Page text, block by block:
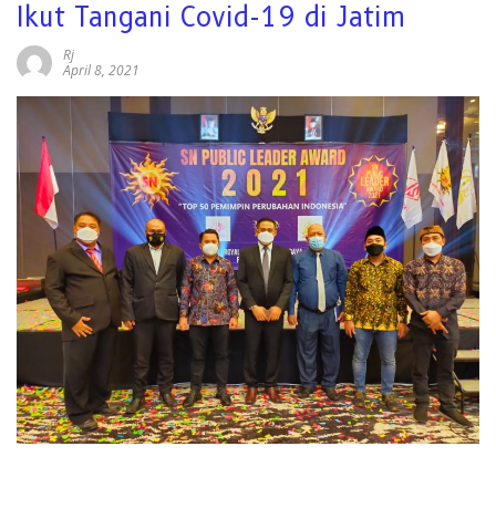
Ikut Tangani Covid-19 di Jatim
Rj
April 8, 2021